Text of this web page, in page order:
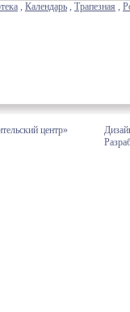
, Календарь , Трапезная ,
центр»